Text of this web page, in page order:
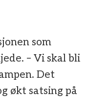
som
– Vi skal bli
Det
økt satsing på